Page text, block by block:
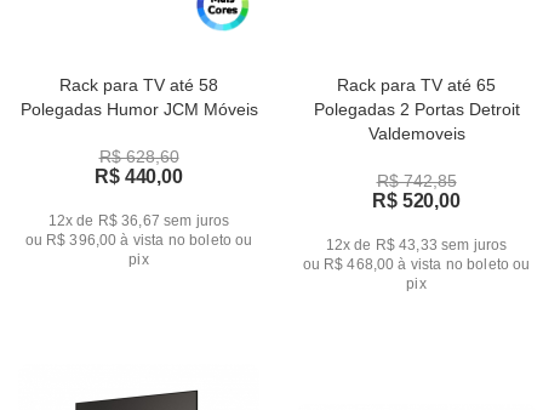
Rack para TV até 58
Polegadas Humor JCM Móveis
R$ 628,60
R$ 440,00
12x de R$ 36,67 sem juros
ou R$ 396,00 à vista no boleto ou
pix
Rack para TV até 65
Polegadas 2 Portas Detroit
Valdemoveis
R$ 742,85
R$ 520,00
12x de R$ 43,33 sem juros
ou R$ 468,00 à vista no boleto ou
pix